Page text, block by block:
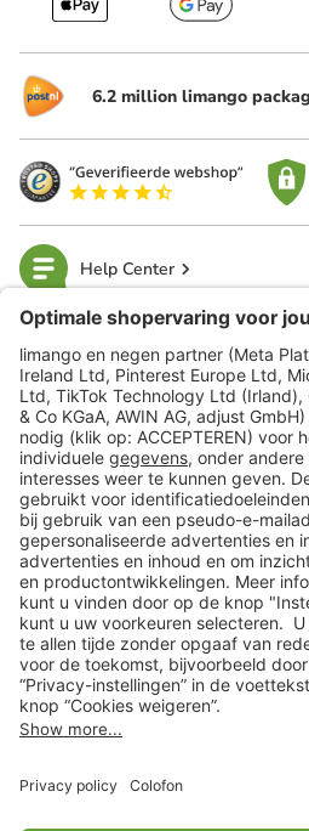
6.2 million limango
Help Center
limango
Veilig winkelen
Klantenservice
Shop
Acties